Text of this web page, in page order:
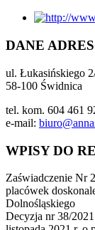
DANE
ul. Łukasińskiego
58-100 Świdnica
tel. kom. 604 461
e-mail:
WPISY DO
Zaświadczenie Nr
placówek
Dolnośląskiego
Decyzja nr 38/